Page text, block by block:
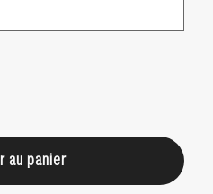
au panier